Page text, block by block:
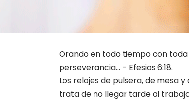
Orando en todo tiempo con
perseverancia… – Efesios 6:18.
Los relojes de pulsera, de mesa
trata de no llegar tarde al